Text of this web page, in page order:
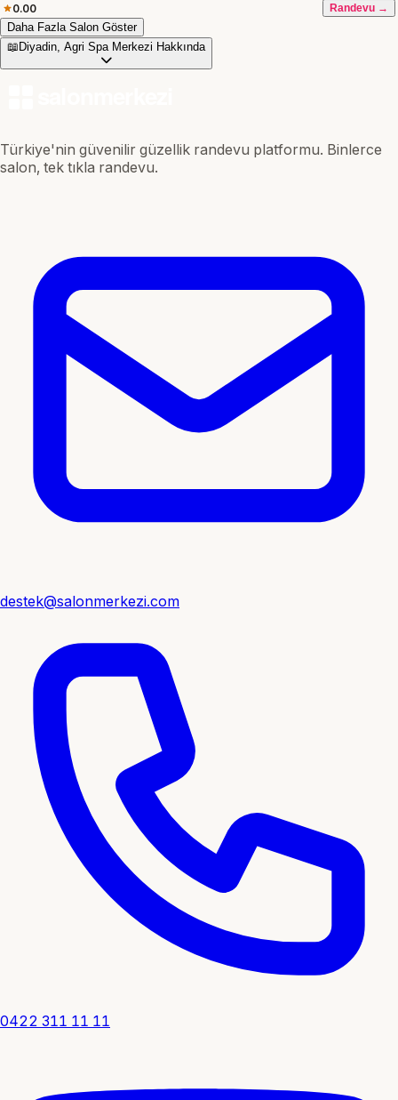
0.00 Randevu →
Daha Fazla Salon Göster
📖 Diyadin, Agri Spa Merkezi Hakkında
Türkiye'nin güvenilir güzellik randevu platformu. Binlerce
salon, tek tıkla randevu.
destek@salonmerkezi.com
0422 311 11 11